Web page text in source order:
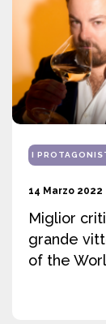
I
14 Marzo 2022
Miglior
grande
of the